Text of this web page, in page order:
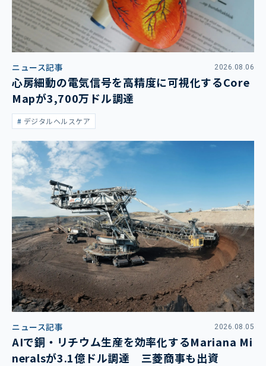
ニュース記事 2026.08.06
心房細動の電気信号を高精度に可視化するCore
Mapが3,700万ドル調達
デジタルヘルスケア
ニュース記事 2026.08.05
AIで銅・リチウム生産を効率化するMariana Mi
neralsが3.1億ドル調達 三菱商事も出資